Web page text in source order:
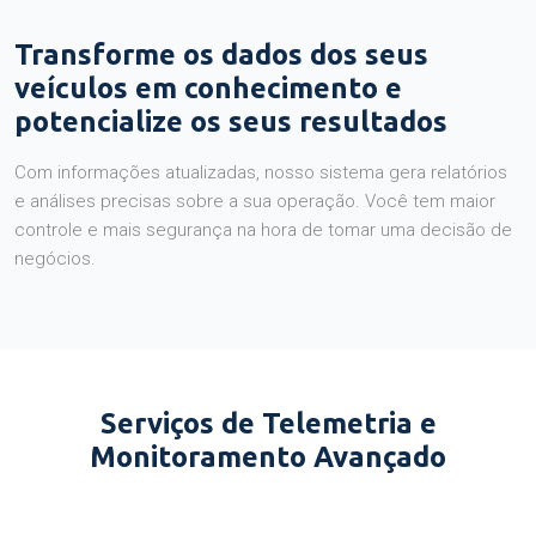
Transforme os dados dos seus
veículos em conhecimento e
potencialize os seus resultados
Com informações atualizadas, nosso sistema gera relatórios
e análises precisas sobre a sua operação. Você tem maior
controle e mais segurança na hora de tomar uma decisão de
negócios.
Serviços de Telemetria e
Monitoramento Avançado